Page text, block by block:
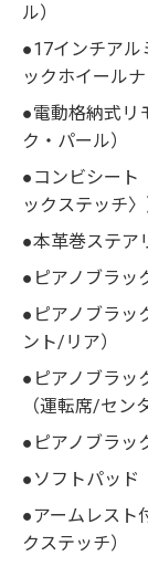
ル）
●17インチアル
ックホイール
●電動格納式リ
ク・パール）
●コンビシート
ックステッチ〉
●本革巻ステア
●ピアノブラッ
●ピアノブラッ
ント/リア）
●ピアノブラッ
（運転席/セン
●ピアノブラッ
●ソフトパッド
●アームレスト
クステッチ）